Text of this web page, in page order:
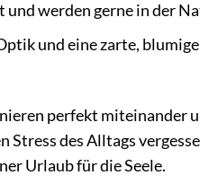
werden gerne in der
und eine zarte,
perfekt miteinander
Stress des Alltags
Urlaub für die Seele.